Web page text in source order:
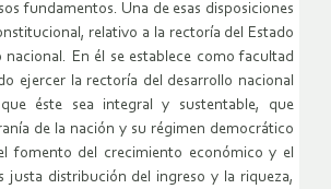
fundamentos. Una de esas disposiciones
relativo a la rectoría del Estado
nacional. En él se establece como facultad
ejercer la rectoría del desarrollo nacional
éste sea integral y sustentable, que
de la nación y su régimen democrático
fomento del crecimiento económico y el
justa distribución del ingreso y la riqueza,